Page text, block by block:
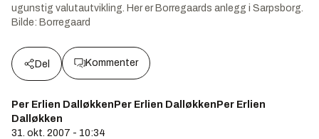
ugunstig valutautvikling. Her er Borregaards anlegg i Sarpsborg.
Bilde: Borregaard
Del Kommenter
Per Erlien DalløkkenPer Erlien DalløkkenPer Erlien
Dalløkken
31. okt. 2007 - 10:34